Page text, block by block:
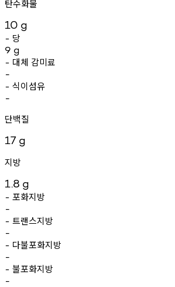
탄수화물
10 g
- 당
9 g
- 대체 감미료
-
- 식이섬유
-
단백질
17 g
지방
1.8 g
- 포화지방
-
- 트랜스지방
-
- 다불포화지방
-
- 불포화지방
-